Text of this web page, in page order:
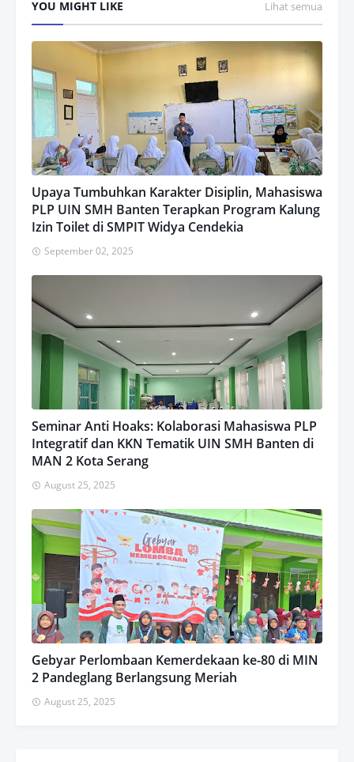
YOU MIGHT LIKE Lihat semua
Upaya Tumbuhkan Karakter Disiplin, Mahasiswa
PLP UIN SMH Banten Terapkan Program Kalung
Izin Toilet di SMPIT Widya Cendekia
September 02, 2025
Seminar Anti Hoaks: Kolaborasi Mahasiswa PLP
Integratif dan KKN Tematik UIN SMH Banten di
MAN 2 Kota Serang
August 25, 2025
Gebyar Perlombaan Kemerdekaan ke-80 di MIN
2 Pandeglang Berlangsung Meriah
August 25, 2025